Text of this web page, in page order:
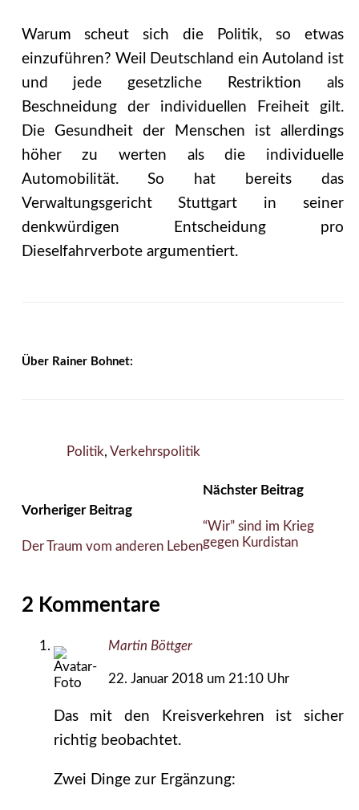
Warum scheut sich die Politik, so etwas
einzuführen? Weil Deutschland ein Autoland ist
und jede gesetzliche Restriktion als
Beschneidung der individuellen Freiheit gilt.
Die Gesundheit der Menschen ist allerdings
höher zu werten als die individuelle
Automobilität. So hat bereits das
Verwaltungsgericht Stuttgart in seiner
denkwürdigen Entscheidung pro
Dieselfahrverbote argumentiert.
Über Rainer Bohnet:
Politik, Verkehrspolitik
Vorheriger Beitrag
Der Traum vom anderen Leben
Nächster Beitrag
“Wir” sind im Krieg
gegen Kurdistan
2 Kommentare
Martin Böttger
22. Januar 2018 um 21:10 Uhr
Das mit den Kreisverkehren ist sicher
richtig beobachtet.
Zwei Dinge zur Ergänzung: